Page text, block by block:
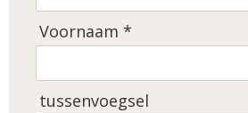
Voornaam *
tussenvoegsel